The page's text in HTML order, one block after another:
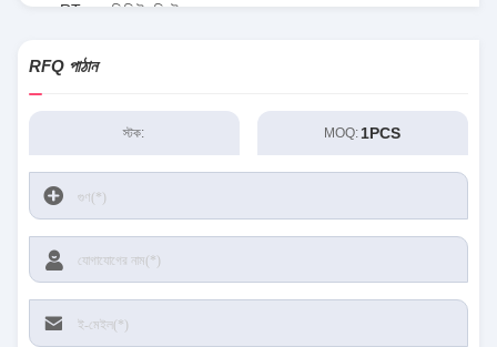
RT৮০৭৭জিকিউডব্লিউ
RFQ পাঠান
স্টক: MOQ: 1PCS